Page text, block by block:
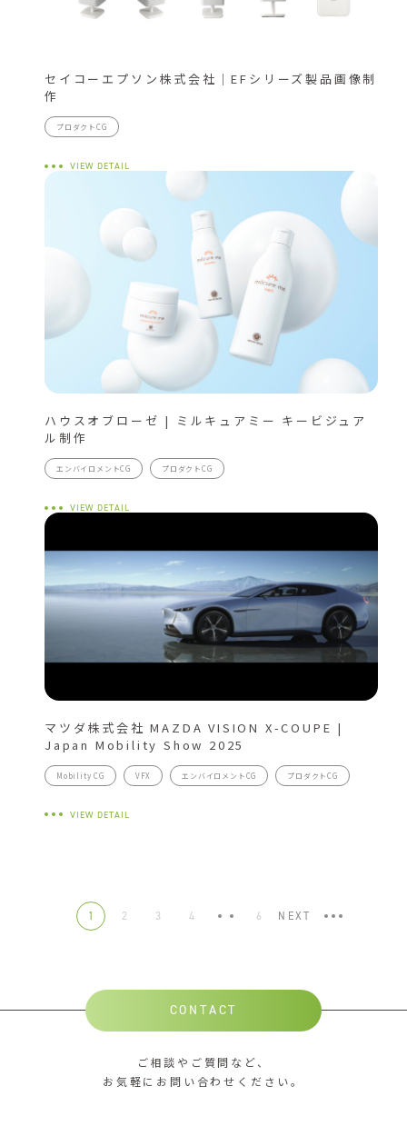
セイコーエプソン株式会社｜EFシリーズ製品画像制
作
プロダクトCG
VIEW DETAIL
ハウスオブローゼ | ミルキュアミー キービジュア
ル制作
エンバイロメントCG プロダクトCG
VIEW DETAIL
マツダ株式会社 MAZDA VISION X-COUPE |
Japan Mobility Show 2025
Mobility CG VFX エンバイロメントCG プロダクトCG
VIEW DETAIL
1 2 3 4 … 6 NEXT
CONTACT
ご相談やご質問など、
お気軽にお問い合わせください。